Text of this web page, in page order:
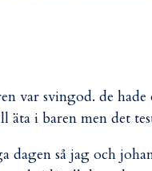
var svingod. de hade
äta i baren men det
dagen så jag och